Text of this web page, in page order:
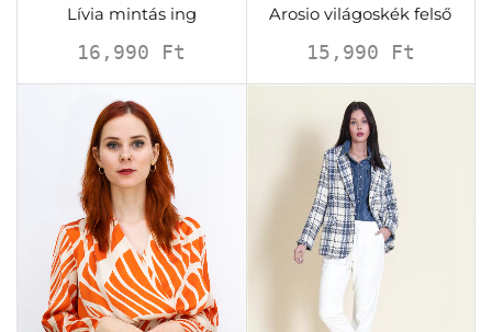
Lívia mintás ing
16,990 Ft
Arosio világoskék felső
15,990 Ft